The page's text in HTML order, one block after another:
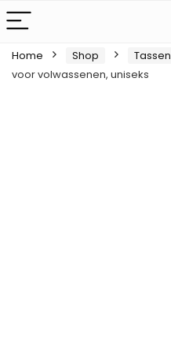
Home Shop Tassen
voor volwassenen, uniseks